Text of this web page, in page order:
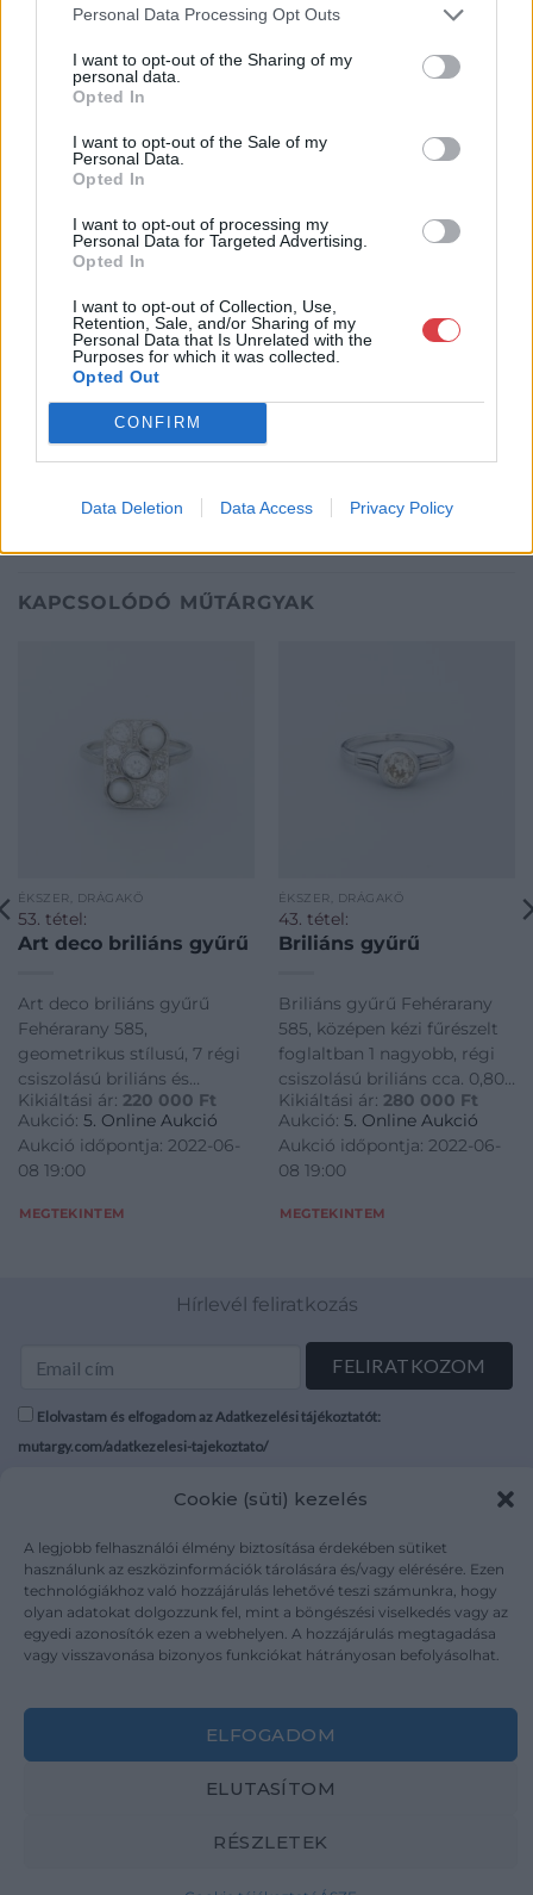
Personal Data Processing Opt Outs
I want to opt-out of the Sharing of my
personal data.
Opted In
I want to opt-out of the Sale of my
Personal Data.
Opted In
I want to opt-out of processing my
Personal Data for Targeted Advertising.
Opted In
I want to opt-out of Collection, Use,
Retention, Sale, and/or Sharing of my
Personal Data that Is Unrelated with the
Purposes for which it was collected.
Opted Out
CONFIRM
Data Deletion Data Access Privacy Policy
Cookie (süti) kezelés
A legjobb felhasználói élmény biztosítása érdekében sütiket
használunk az eszközinformációk tárolására és/vagy elérésére. Ezen
technológiákhoz való hozzájárulás lehetővé teszi számunkra, hogy
olyan adatokat dolgozzunk fel, mint a böngészési viselkedés vagy az
egyedi azonosítók ezen a webhelyen. A hozzájárulás megtagadása
vagy visszavonása bizonyos funkciókat hátrányosan befolyásolhat.
ELFOGADOM
ELUTASÍTOM
RÉSZLETEK
Telefon: (06 1) 331 0513
Weboldal: http://bav-art.hu
Bemutatkozás: Az ország legnagyobb múltú, 240 esztendeje
óriási tapasztalatával, szakmai tekintélyével és
megbízhatóságával hagyományosan a magyar
műkereskedelem meghatározó szereplője. A 2007-ben
megújult BÁV Aukciósház mára a magyarországi
műkereskedelem egyik legfontosabb színterévé, kereskedelmi
és árverési központtá vált. . Hazánk legnagyobb
felkészült munkatársai a hét hat napján állnak a műtárgyat
eladni, vagy venni kívánók rendelkezésére.
GALÉRIA TOVÁBBI MŰTÁRGYAI
KAPCSOLÓDÓ MŰTÁRGYAK
ÉKSZER, DRÁGAKŐ
53. tétel:
Art deco briliáns gyűrű
Art deco briliáns gyűrű
Fehérarany 585,
geometrikus stílusú, 7 régi
csiszolású briliáns és
gyémánt cca. 0,60 ct, I, SI,
után fémjelzett, 4,0 g,
méret: 57
Kikiáltási ár: 220 000 Ft
Aukció: 5. Online Aukció
Aukció időpontja: 2022-06-
08 19:00
MEGTEKINTEM
ÉKSZER, DRÁGAKŐ
43. tétel:
Briliáns gyűrű
Briliáns gyűrű Fehérarany
585, középen kézi fűrészelt
foglaltban 1 nagyobb, régi
csiszolású briliáns cca. 0,80
ct, O, SI2, 1940 körül, 2,3 g,
méret: 56
Kikiáltási ár: 280 000 Ft
Aukció: 5. Online Aukció
Aukció időpontja: 2022-06-
08 19:00
MEGTEKINTEM
Hírlevél feliratkozás
Elolvastam és elfogadom az Adatkezelési tájékoztatót:
mutargy.com/adatkezelesi-tajekoztato/
Médiaajánlat
Karrier
Kapcsolat
Áraink
ÁSZF
Adatvédelem
Impresszum